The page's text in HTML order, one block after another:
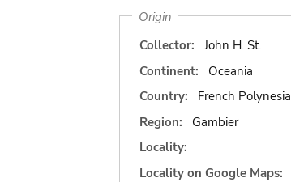
Origin
Collector:
John H. St.
Continent:
Oceania
Country:
French Polynesia
Region:
Gambier
Locality:
Locality on Google Maps: